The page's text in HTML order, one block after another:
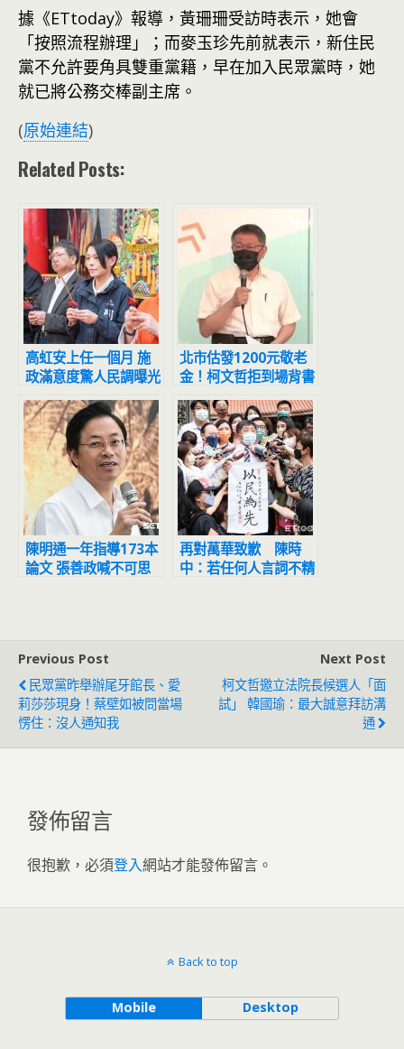
據《ETtoday》報導，黃珊珊受訪時表示，她會
「按照流程辦理」；而麥玉珍先前就表示，新住民
黨不允許要角具雙重黨籍，早在加入民眾黨時，她
就已將公務交棒副主席。
(原始連結)
Related Posts:
高虹安上任一個月 施
政滿意度驚人民調曝光
北市估發1200元敬老
金！柯文哲拒到場背書
黃珊珊代打
陳明通一年指導173本
論文 張善政喊不可思
再對萬華致歉 陳時
中：若任何人言詞不精
Previous Post
民眾黨昨舉辦尾牙館長、愛
莉莎莎現身！蔡壁如被問當場
愣住：沒人通知我
Next Post
柯文哲邀立法院長候選人「面
試」 韓國瑜：最大誠意拜訪溝
通
發佈留言
很抱歉，必須登入網站才能發佈留言。
Back to top
Mobile Desktop